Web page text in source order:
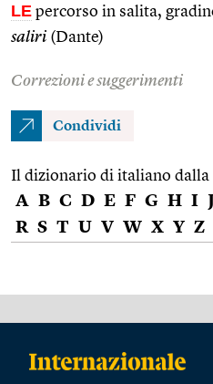
LE percorso in salita,
saliri (Dante)
Correzioni e suggerimenti
Condividi
Il dizionario di italiano dalla
A B C D E F G H I J
R S T U V W X Y Z